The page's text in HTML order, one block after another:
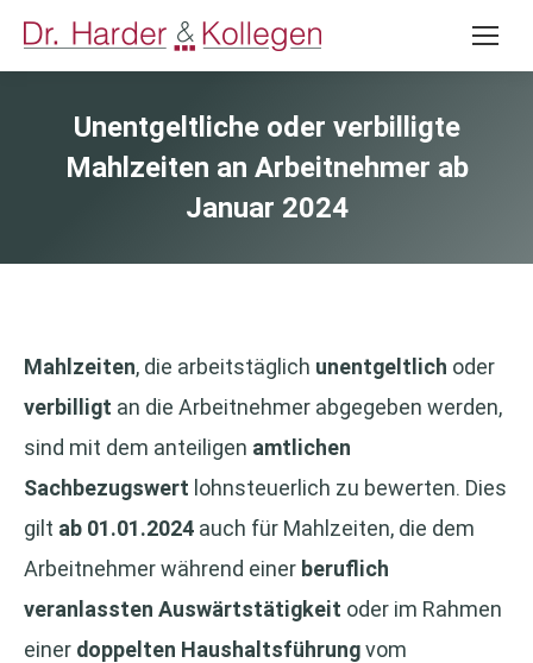
Unentgeltliche oder verbilligte
Mahlzeiten an Arbeitnehmer ab
Januar 2024
Mahlzeiten, die arbeitstäglich unentgeltlich oder
verbilligt an die Arbeitnehmer abgegeben werden,
sind mit dem anteiligen amtlichen
Sachbezugswert lohnsteuerlich zu bewerten. Dies
gilt ab 01.01.2024 auch für Mahlzeiten, die dem
Arbeitnehmer während einer beruflich
veranlassten Auswärtstätigkeit oder im Rahmen
einer doppelten Haushaltsführungvom